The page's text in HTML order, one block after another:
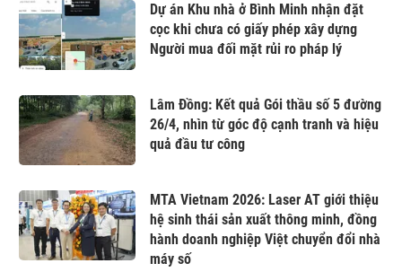
Dự án Khu nhà ở Bình Minh nhận đặt
cọc khi chưa có giấy phép xây dựng
Người mua đối mặt rủi ro pháp lý
Lâm Đồng: Kết quả Gói thầu số 5 đường
26/4, nhìn từ góc độ cạnh tranh và hiệu
quả đầu tư công
MTA Vietnam 2026: Laser AT giới thiệu
hệ sinh thái sản xuất thông minh, đồng
hành doanh nghiệp Việt chuyển đổi nhà
máy số